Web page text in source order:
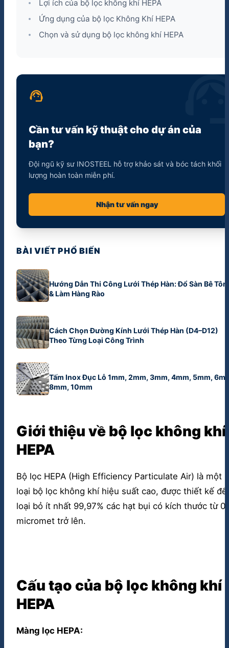
Lợi ích của bộ lọc không khí HEPA
Ứng dụng của bộ lọc Không Khí HEPA
Chọn và sử dụng bộ lọc không khí HEPA
support_agent
Cần tư vấn kỹ thuật cho dự án của
bạn?
Đội ngũ kỹ sư INOSTEEL hỗ trợ khảo sát và bóc tách khối
lượng hoàn toàn miễn phí.
Nhận tư vấn ngay
BÀI VIẾT PHỔ BIẾN
Hướng Dẫn Thi Công Lưới Thép Hàn: Đổ Sàn Bê
& Làm Hàng Rào
Cách Chọn Đường Kính Lưới Thép Hàn (D4–D12)
Theo Từng Loại Công Trình
Tấm Inox Đục Lỗ 1mm, 2mm, 3mm, 4mm, 5mm,
8mm, 10mm
Giới thiệu về bộ lọc không khí
HEPA
Bộ lọc HEPA (High Efficiency Particulate Air) là một
loại bộ lọc không khí hiệu suất cao, được thiết kế để
loại bỏ ít nhất 99,97% các hạt bụi có kích thước từ
micromet trở lên.
Cấu tạo của bộ lọc không khí
HEPA
Màng lọc HEPA: